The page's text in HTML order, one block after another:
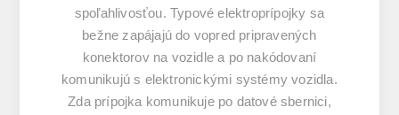
spoľahlivosťou. Typové elektroprípojky sa
bežne zapájajú do vopred pripravených
konektorov na vozidle a po nakódovaní
komunikujú s elektronickými systémy vozidla.
Zda prípojka komunikuje po datové sbernici,